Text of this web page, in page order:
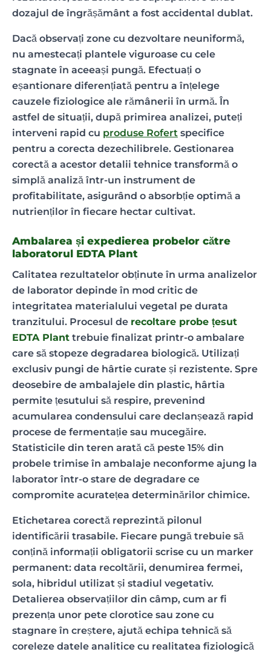
dozajul de îngrășământ a fost accidental dublat.
Dacă observați zone cu dezvoltare neuniformă,
nu amestecați plantele viguroase cu cele
stagnate în aceeași pungă. Efectuați o
eșantionare diferențiată pentru a înțelege
cauzele fiziologice ale rămânerii în urmă. În
astfel de situații, după primirea analizei, puteți
interveni rapid cu produse Rofert specifice
pentru a corecta dezechilibrele. Gestionarea
corectă a acestor detalii tehnice transformă o
simplă analiză într-un instrument de
profitabilitate, asigurând o absorbție optimă a
nutrienților în fiecare hectar cultivat.
Ambalarea și expedierea probelor către
laboratorul EDTA Plant
Calitatea rezultatelor obținute în urma analizelor
de laborator depinde în mod critic de
integritatea materialului vegetal pe durata
tranzitului. Procesul de recoltare probe țesut
EDTA Plant trebuie finalizat printr-o ambalare
care să stopeze degradarea biologică. Utilizați
exclusiv pungi de hârtie curate și rezistente. Spre
deosebire de ambalajele din plastic, hârtia
permite țesutului să respire, prevenind
acumularea condensului care declanșează rapid
procese de fermentație sau mucegăire.
Statisticile din teren arată că peste 15% din
probele trimise în ambalaje neconforme ajung la
laborator într-o stare de degradare ce
compromite acuratețea determinărilor chimice.
Etichetarea corectă reprezintă pilonul
identificării trasabile. Fiecare pungă trebuie să
conțină informații obligatorii scrise cu un marker
permanent: data recoltării, denumirea fermei,
sola, hibridul utilizat și stadiul vegetativ.
Detalierea observațiilor din câmp, cum ar fi
prezența unor pete clorotice sau zone cu
stagnare în creștere, ajută echipa tehnică să
coreleze datele analitice cu realitatea fiziologică